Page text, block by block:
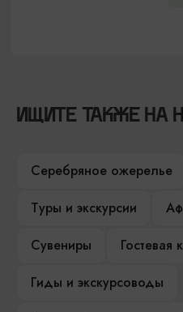
ИЩИТЕ ТАКЖЕ НА
Серебряное ожерелье
Туры и экскурсии
Сувениры
Гостевая
Гиды и экскурсоводы